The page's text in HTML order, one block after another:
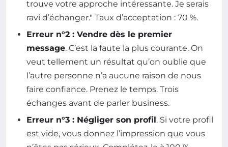
trouve votre approche intéressante. Je serais
ravi d’échanger." Taux d’acceptation : 70 %.
Erreur n°2 : Vendre dès le premier
message. C’est la faute la plus courante. On
veut tellement un résultat qu’on oublie que
l’autre personne n’a aucune raison de nous
faire confiance. Prenez le temps. Trois
échanges avant de parler business.
Erreur n°3 : Négliger son profil. Si votre profil
est vide, vous donnez l’impression que vous